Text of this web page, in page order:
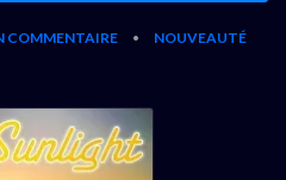
COMMENTAIRE •
NOUVEAUTÉ